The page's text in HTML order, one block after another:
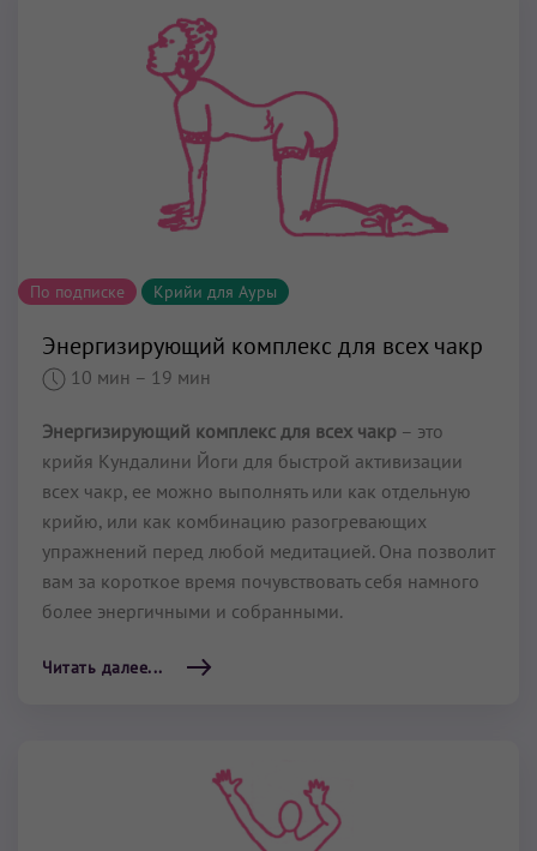
По подписке Крийи для Ауры
Энергизирующий комплекс для всех чакр
10 мин – 19 мин
Энергизирующий комплекс для всех чакр – это
крийя Кундалини Йоги для быстрой активизации
всех чакр, ее можно выполнять или как отдельную
крийю, или как комбинацию разогревающих
упражнений перед любой медитацией. Она позволит
вам за короткое время почувствовать себя намного
более энергичными и собранными.
Читать далее...